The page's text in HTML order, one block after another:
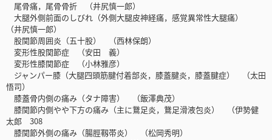
尾骨痛，尾骨骨折 （井尻慎一郎）
大腿外側前面のしびれ（外側大腿皮神経痛，感覚異常性大腿痛）
（井尻慎一郎）
股関節周囲炎（五十股） （西林保朗）
変形性股関節症 （安田 義）
変形性膝関節症 （小林雅彦）
ジャンパー膝（大腿四頭筋腱付着部炎，膝蓋腱炎，膝蓋腱症） （太田
悟司）
膝蓋骨内側の痛み（タナ障害） （飯澤典茂）
膝関節内側やや下方の痛み（主に鵞足炎，鵞足滑液包炎） （伊㔟健
太郎 308
膝関節外側の痛み（腸脛靱帯炎） （松岡秀明）